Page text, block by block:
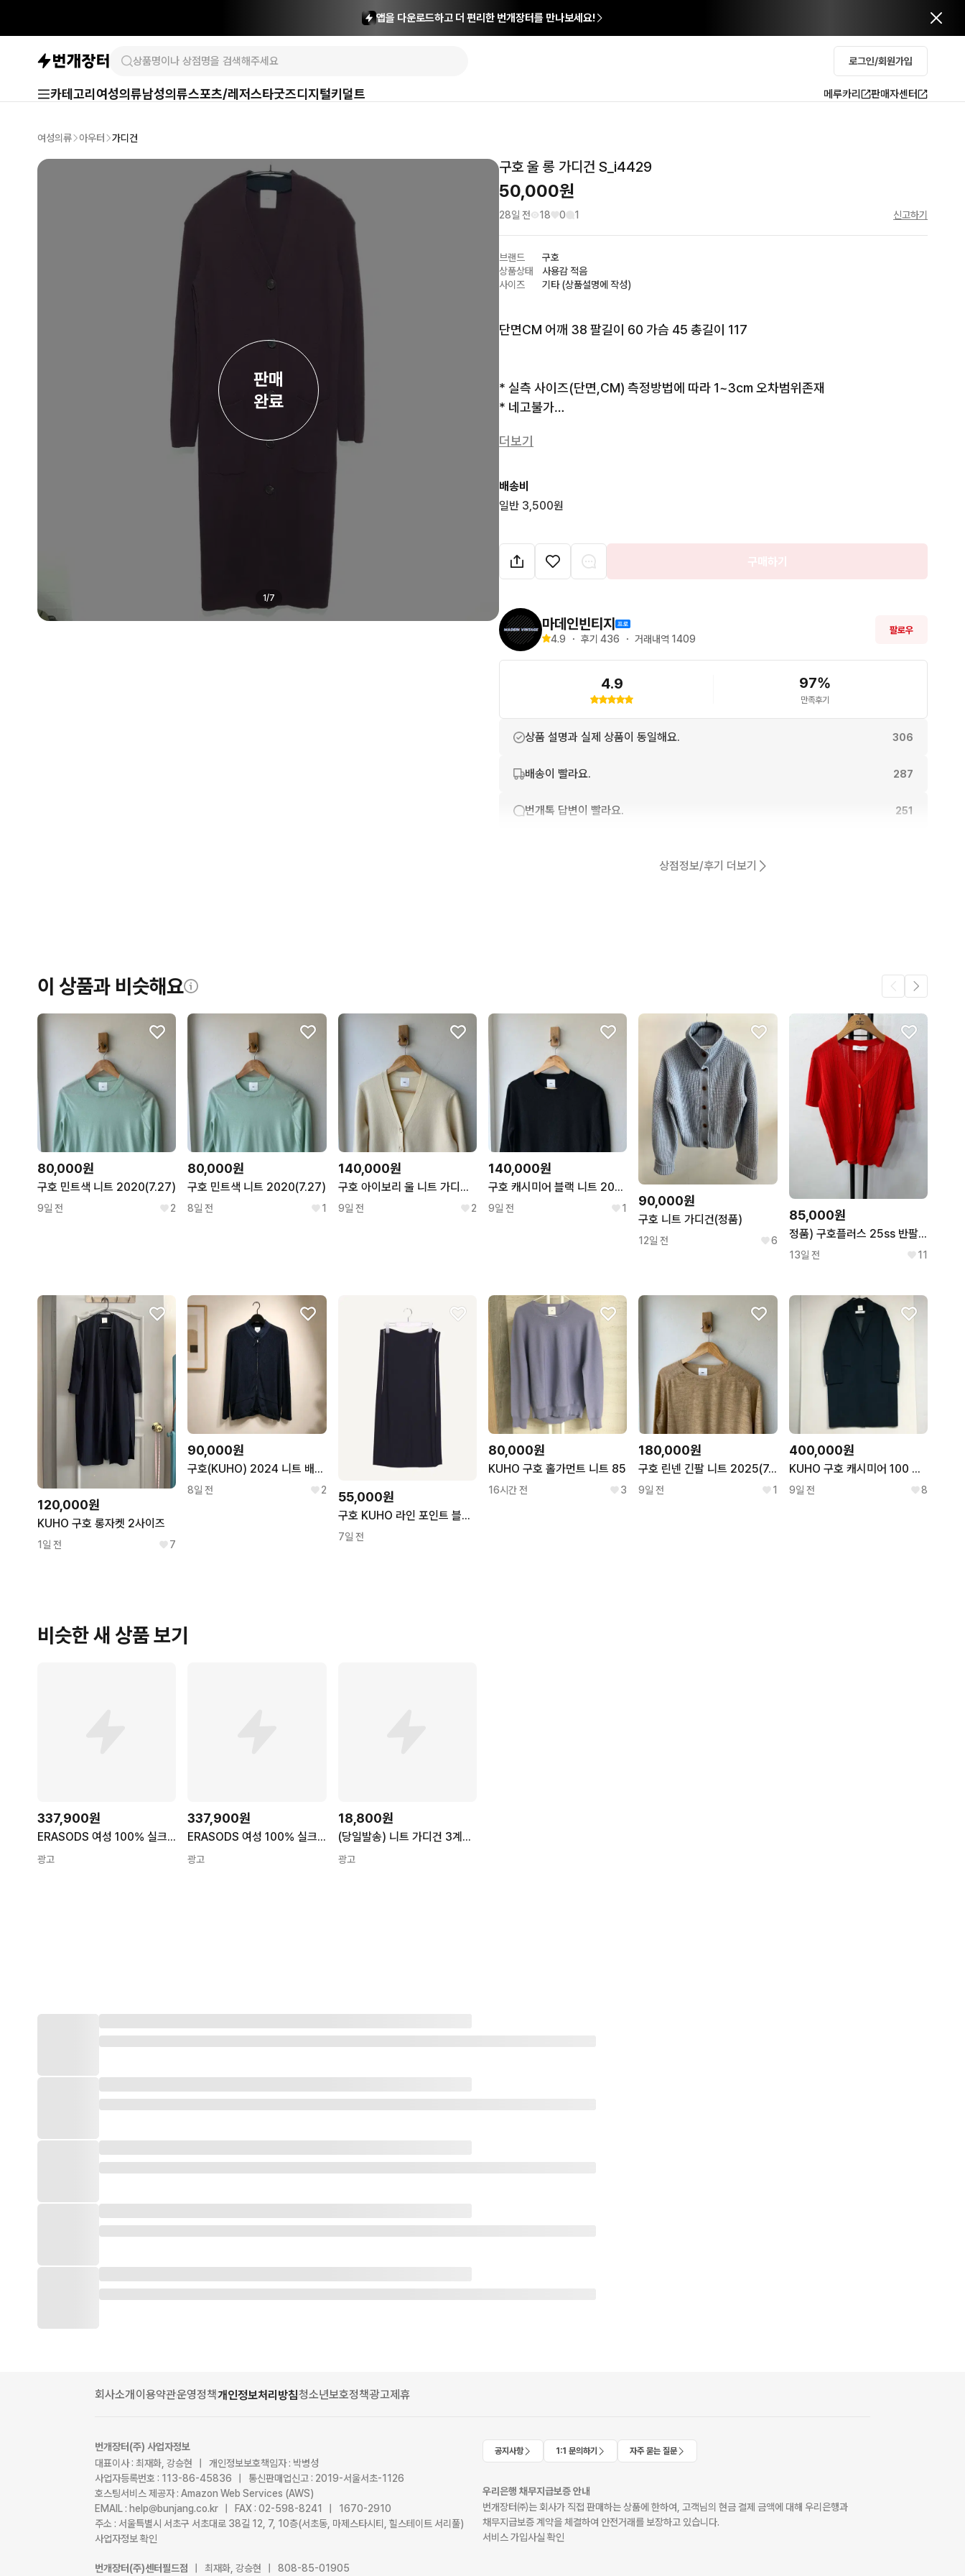
앱을 다운로드하고 더 편리한 번개장터를 만나보세요!
로그인/회원가입
카테고리 여성의류남성의류스포츠/레저스타굿즈디지털키덜트 메루카리 판매자센터
여성의류 아우터 가디건
판매
완료
판매
1/7
구호 울 롱 가디건 S_i4429
50,000원
28일 전 18 0 1 신고하기
브랜드
구호
상품상태
사용감 적음
사이즈
기타 (상품설명에 작성)
단면CM 어깨 38 팔길이 60 가슴 45 총길이 117
* 실측 사이즈(단면,CM) 측정방법에 따라 1~3cm 오차범위존재
* 네고불가
다.
* 증고 특성상 이염및 데미지가 존재할수 있습니다.
* 중고 상품으로 교환,반품,환불 불가하오니 신중히 구매 부탁드립니다.
더보기
배송비
일반 3,500원
구매하기
마데인빈티지
4.9 ・ 후기 436 ・ 거래내역 1409
팔로우
4.9 97%
만족후기
상품 설명과 실제 상품이 동일해요. 306
배송이 빨라요. 287
번개톡 답변이 빨라요. 251
상점정보/후기 더보기
이 상품과 비슷해요
80,000원
구호 민트색 니트 2020(7.27)
9일 전 2
80,000원
구호 민트색 니트 2020(7.27)
8일 전 1
140,000원
구호 아이보리 울 니트 가디건 2021(7.27)
9일 전 2
140,000원
구호 캐시미어 블랙 니트 2020 (7/27)
9일 전 1
90,000원
구호 니트 가디건(정품)
12일 전 6
85,000원
정품) 구호플러스 25ss 반팔 니트 가디건 2
13일 전 11
120,000원
KUHO 구호 롱자켓 2사이즈
1일 전 7
90,000원
구호(KUHO) 2024 니트 배색 집업 가디건 S사이즈
8일 전 2 55,000원
구호 KUHO 라인 포인트 블랙 롱 치마 67_A602
7일 전
80,000원
KUHO 구호 홀가먼트 니트 85
16시간 전 3
180,000원
구호 린넨 긴팔 니트 2025(7.27)
9일 전 1
400,000원
KUHO 구호 캐시미어 100 코트 55
9일 전 8
비슷한 새 상품 보기
337,900원
ERASODS 여성 100% 실크 브이넥 니트 가디건
광고
337,900원
ERASODS 여성 100% 실크 브이넥 니트 가디건
광고
18,800원
(당일발송) 니트 가디건 3계절(봄 가을 겨울) 필수 아이템 데일리 루즈핏 가디건 3col
광고
회사소개이용약관운영정책개인정보처리방침청소년보호정책광고제휴
번개장터(주) 사업자정보
대표이사 : 최재화, 강승현 | 개인정보보호책임자 : 박병성
사업자등록번호 : 113-86-45836 | 통신판매업신고 : 2019-서울서초-1126
호스팅서비스 제공자 : Amazon Web Services (AWS)
EMAIL : help@bunjang.co.kr | FAX : 02-598-8241 | 1670-2910
주소 : 서울특별시 서초구 서초대로 38길 12, 7, 10층(서초동, 마제스타시티, 힐스테이트 서리풀)
사업자정보 확인
번개장터(주)센터필드점 | 최재화, 강승현 | 808-85-01905
공지사항 1:1 문의하기 자주 묻는 질문
우리은행 채무지급보증 안내
번개장터㈜는 회사가 직접 판매하는 상품에 한하여, 고객님의 현금 결제 금액에 대해 우리은행과
채무지급보증 계약을 체결하여 안전거래를 보장하고 있습니다.
서비스 가입사실 확인